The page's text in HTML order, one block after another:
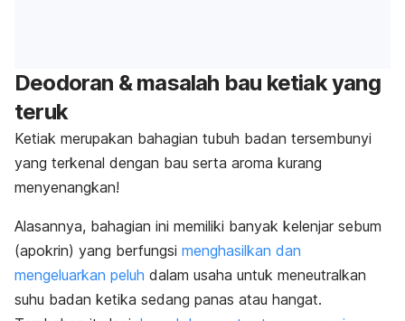
Deodoran & masalah bau ketiak yang
teruk
Ketiak merupakan bahagian tubuh badan tersembunyi
yang terkenal dengan bau serta aroma kurang
menyenangkan!
Alasannya, bahagian ini memiliki banyak kelenjar sebum
(apokrin) yang berfungsi menghasilkan dan
mengeluarkan peluh dalam usaha untuk meneutralkan
suhu badan ketika sedang panas atau hangat.